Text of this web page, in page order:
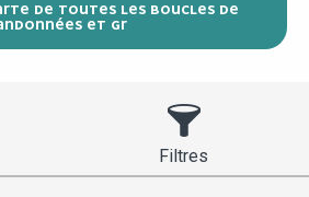
DE TOUTES LES BOUCLES DE
ET GR
Filtres